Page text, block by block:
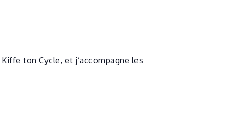
ton Cycle, et j’accompagne les